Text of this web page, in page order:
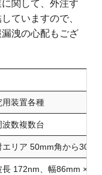
関して、外注す
ていますので、
洩の心配もござ
用装置各種
波数複数台
エリア 50mm角から
長 172nm、幅86mm ×